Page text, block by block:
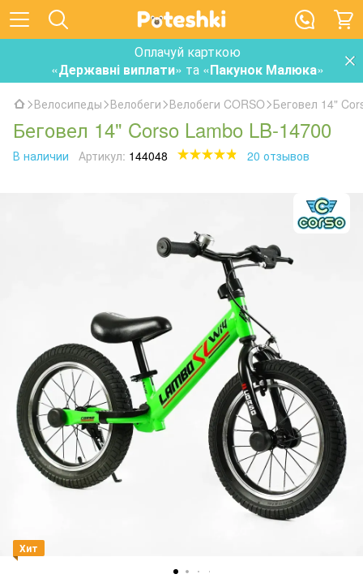
Оплачуй карткою
«Державні виплати» та «Пакунок Малюка»
Велосипеды Велобеги Велобеги CORSO Беговел 14"
Беговел 14" Corso Lambo LB-14700
В наличии Артикул: 144048 20 отзывов
Хит